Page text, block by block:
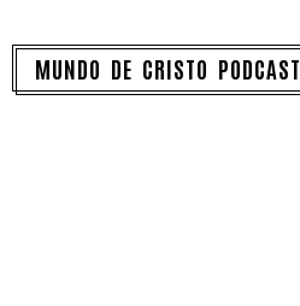
MUNDO DE CRISTO PODCAST